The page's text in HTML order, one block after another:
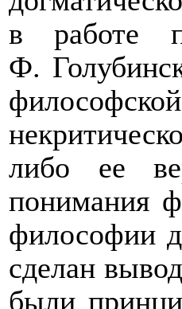
в работе
Ф.
либо ее
понимания
философии
сделан
были